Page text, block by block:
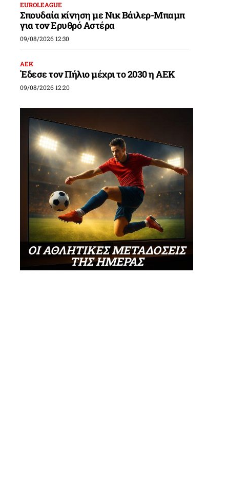
EUROLEAGUE
Σπουδαία κίνηση με Νικ Βάιλερ-Μπαμπ
για τον Ερυθρό Αστέρα
09/08/2026 12:30
ΑΕΚ
Έδεσε τον Πήλιο μέχρι το 2030 η ΑΕΚ
09/08/2026 12:20
ΟΙ ΑΘΛΗΤΙΚΕΣ ΜΕΤΑΔΟΣΕΙΣ
ΤΗΣ ΗΜΕΡΑΣ